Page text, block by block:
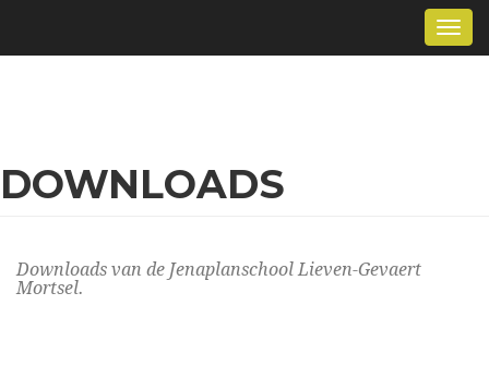
naar
DOWNLOADS
Downloads van de Jenaplanschool Lieven-Gevaert
Mortsel.